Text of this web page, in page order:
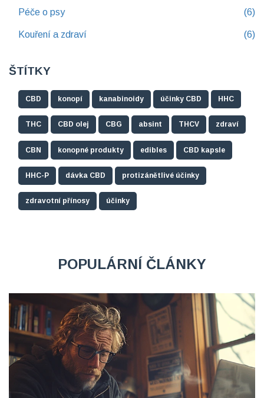
Péče o psy (6)
Kouření a zdraví (6)
ŠTÍTKY
CBD konopí kanabinoidy účinky CBD HHC
THC CBD olej CBG absint THCV zdraví
CBN konopné produkty edibles CBD kapsle
HHC-P dávka CBD protizánětlivé účinky
zdravotní přínosy účinky
POPULÁRNÍ ČLÁNKY